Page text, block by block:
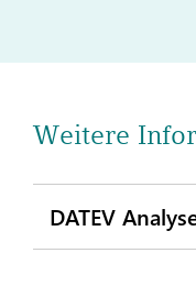
Weitere
DATEV